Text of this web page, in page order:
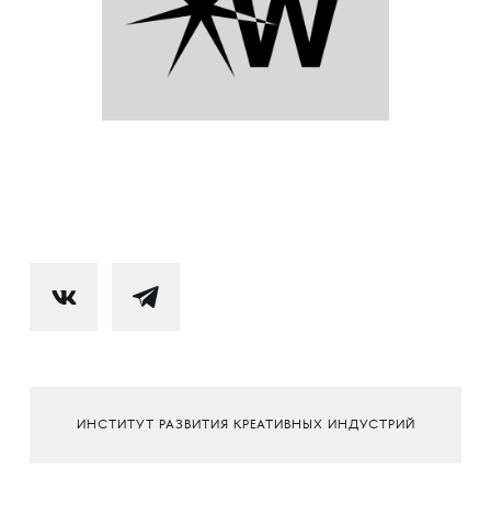
ИНСТИТУТ РАЗВИТИЯ КРЕАТИВНЫХ ИНДУСТРИЙ